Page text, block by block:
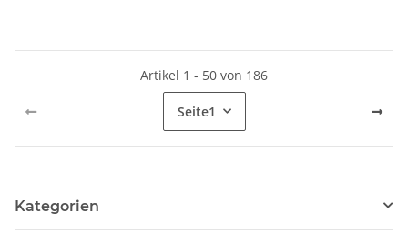
Artikel 1 - 50 von 186
Seite1
Kategorien